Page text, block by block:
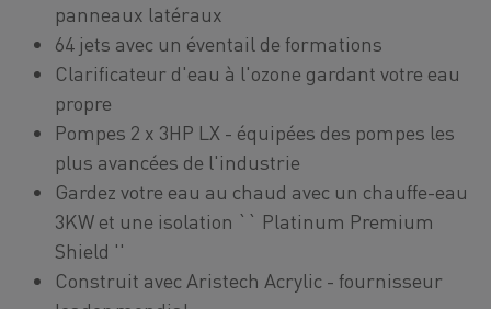
panneaux latéraux
64 jets avec un éventail de formations
Clarificateur d'eau à l'ozone gardant votre eau
propre
Pompes 2 x 3HP LX - équipées des pompes les
plus avancées de l'industrie
Gardez votre eau au chaud avec un chauffe-eau
3KW et une isolation `` Platinum Premium
Shield ''
Construit avec Aristech Acrylic - fournisseur